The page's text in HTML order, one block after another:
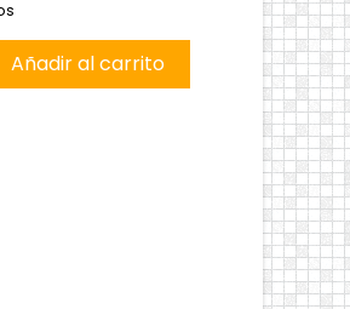
Añadir al carrito